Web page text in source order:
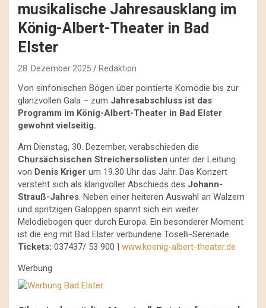
musikalische Jahresausklang im
König-Albert-Theater in Bad
Elster
28. Dezember 2025 Redaktion
Von sinfonischen Bögen über pointierte Komödie bis zur
glanzvollen Gala – zum Jahresabschluss ist das
Programm im König-Albert-Theater in Bad Elster
gewohnt vielseitig.
Am Dienstag, 30. Dezember, verabschieden die
Chursächsischen Streichersolisten unter der Leitung
von Denis Kriger um 19.30 Uhr das Jahr. Das Konzert
versteht sich als klangvoller Abschieds des Johann-
Strauß-Jahres. Neben einer heiteren Auswahl an Walzern
und spritzigen Galoppen spannt sich ein weiter
Melodiebogen quer durch Europa. Ein besonderer Moment
ist die eng mit Bad Elster verbundene Toselli-Serenade.
Tickets: 037437/ 53 900 | www.koenig-albert-theater.de
Werbung